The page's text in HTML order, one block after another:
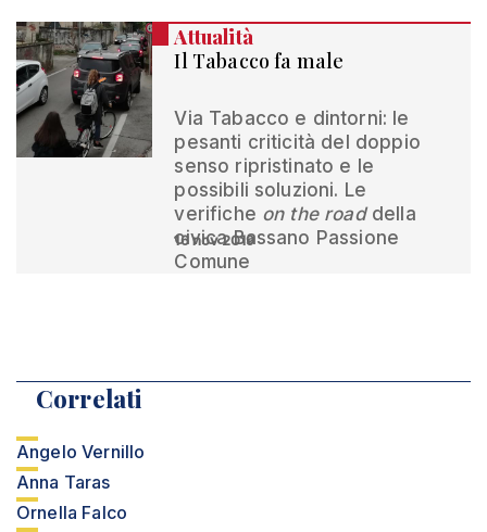
Attualità
Il Tabacco fa male
Via Tabacco e dintorni: le
pesanti criticità del doppio
senso ripristinato e le
possibili soluzioni. Le
verifiche on the roaddella
civica Bassano Passione
Comune
16 nov 2019
Correlati
Angelo Vernillo
Anna Taras
Ornella Falco